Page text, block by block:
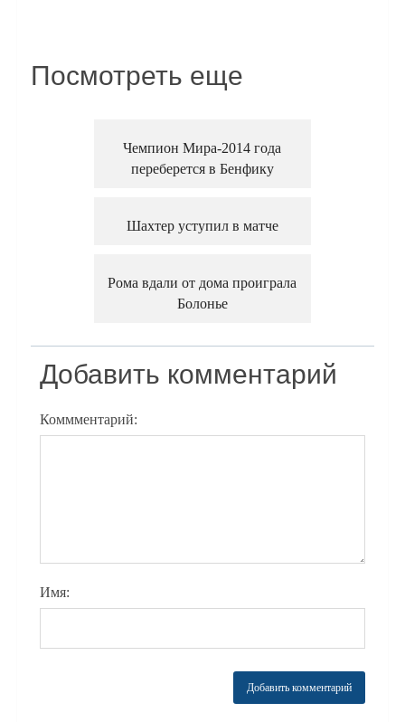
Посмотреть еще
Чемпион Мира-2014 года
переберется в Бенфику
Шахтер уступил в матче
Рома вдали от дома проиграла
Болонье
Добавить комментарий
Коммментарий:
Имя: